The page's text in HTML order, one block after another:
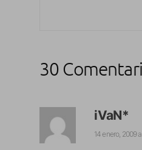
30
iVaN*
14 enero, 2009